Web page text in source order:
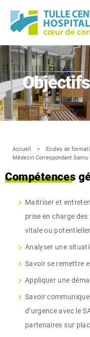
Accueil Ecoles de
Médecin Correspondant Samu
Compétences
Maitriser et
prise en charge
vitale ou
Analyser une
Savoir se remettre
Appliquer une
Savoir
d’urgence avec le
partenaires sur